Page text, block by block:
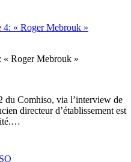
« Roger Mebrouk »
du Comhiso, via l’interview de
directeur d’établissement est